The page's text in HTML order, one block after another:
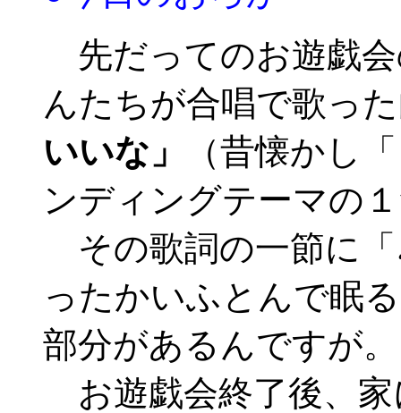
先だってのお遊戯
んたちが合唱で歌っ
いいな」
（昔懐かし
ンディングテーマの
その歌詞の一節に
ったかいふとんで眠
部分があるんですが。
お遊戯会終了後、